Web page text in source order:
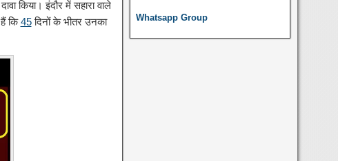
किया। इंदौर में सहारा वाले
कि45दिनों के भीतर उनका
Whatsapp Group